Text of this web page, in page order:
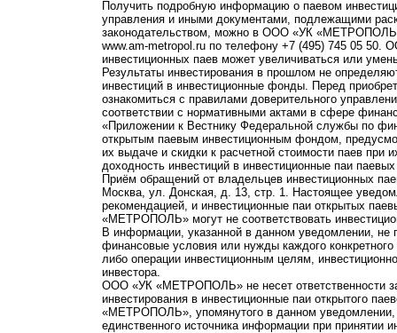
Получить подробную информацию о паевом
управления и иными документами, подлежащими
законодательством, можно в ООО «УК
www.am-metropol.ru по телефону +7 (495) 745 05
инвестиционных паев может увеличиваться или
Результаты инвестирования в прошлом не
инвестиций в инвестиционные фонды. Перед
ознакомиться с правилами доверительного
соответствии с нормативными актами в сфере
«Приложении к Вестнику Федеральной службы по
открытым паевым инвестиционным фондом,
их выдаче и скидки к расчетной стоимости паев при
доходность инвестиций в инвестиционные паи
Приём обращений от владельцев инвестиционных
Москва, ул. Донская, д. 13, стр. 1. Настоящее
рекомендацией, и инвестиционные паи открытых
«МЕТРОПОЛЬ» могут не соответствовать
В информации, указанной в данном уведомлении,
финансовые условия или нужды каждого
либо операции инвестиционным целям,
инвестора.
ООО «УК «МЕТРОПОЛЬ» не несет ответственности
инвестирования в инвестиционные паи открытого
«МЕТРОПОЛЬ», упомянутого в данном уведомлении,
единственного источника информации при принятии